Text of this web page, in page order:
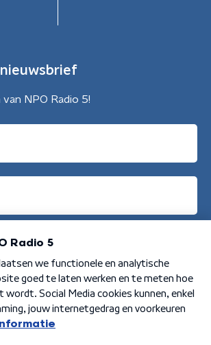
nieuwsbrief
van NPO Radio 5!
Aanmelden